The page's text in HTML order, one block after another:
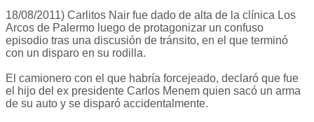
18/08/2011) Carlitos Nair fue dado de alta de la clínica Los
Arcos de Palermo luego de protagonizar un confuso
episodio tras una discusión de tránsito, en el que terminó
con un disparo en su rodilla.
El camionero con el que habría forcejeado, declaró que fue
el hijo del ex presidente Carlos Menem quien sacó un arma
de su auto y se disparó accidentalmente.